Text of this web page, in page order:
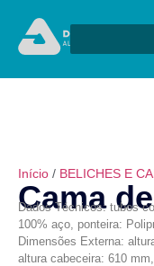
Início / BELICHES E
Cama
Dados Técnicos: tubos
100% aço, ponteira:
Dimensões Externa:
altura cabeceira: 610